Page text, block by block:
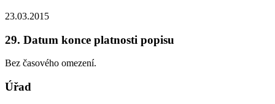
23.03.2015
29. Datum konce platnosti popisu
Bez časového omezení.
Úřad